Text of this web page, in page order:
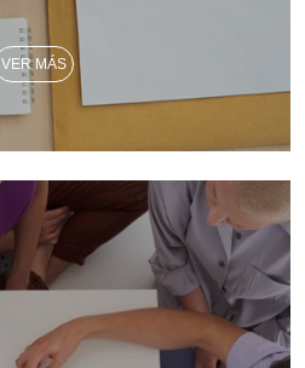
VER MÁS